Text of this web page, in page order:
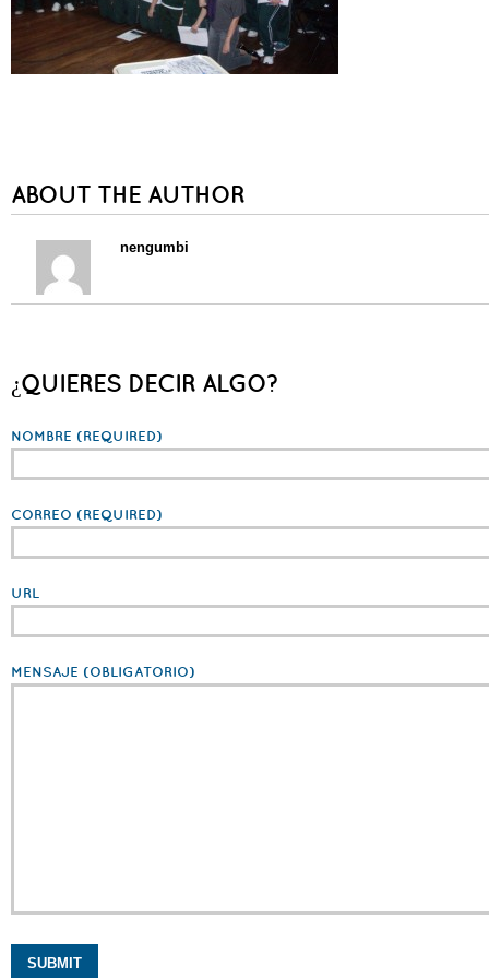
ABOUT THE AUTHOR
nengumbi
¿QUIERES DECIR ALGO?
NOMBRE (REQUIRED)
CORREO (REQUIRED)
URL
MENSAJE (OBLIGATORIO)